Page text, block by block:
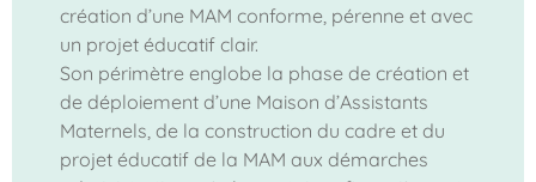
création d’une MAM conforme, pérenne et avec
un projet éducatif clair.
Son périmètre englobe la phase de création et
de déploiement d’une Maison d’Assistants
Maternels, de la construction du cadre et du
projet éducatif de la MAM aux démarches